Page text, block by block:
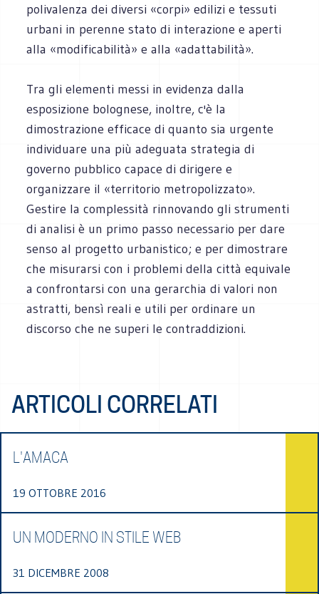
polivalenza dei diversi «corpi» edilizi e tessuti
urbani in perenne stato di interazione e aperti
alla «modificabilità» e alla «adattabilità».
Tra gli elementi messi in evidenza dalla
esposizione bolognese, inoltre, c'è la
dimostrazione efficace di quanto sia urgente
individuare una più adeguata strategia di
governo pubblico capace di dirigere e
organizzare il «territorio metropolizzato».
Gestire la complessità rinnovando gli strumenti
di analisi è un primo passo necessario per dare
senso al progetto urbanistico; e per dimostrare
che misurarsi con i problemi della città equivale
a confrontarsi con una gerarchia di valori non
astratti, bensì reali e utili per ordinare un
discorso che ne superi le contraddizioni.
ARTICOLI CORRELATI
L'AMACA
19 OTTOBRE 2016
UN MODERNO IN STILE WEB
31 DICEMBRE 2008